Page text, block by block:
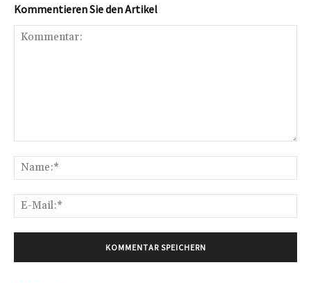
Kommentieren Sie den Artikel